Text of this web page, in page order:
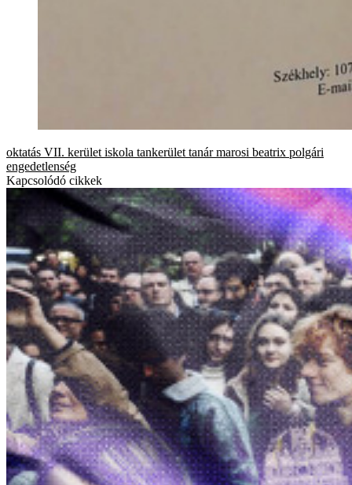
oktatás VII. kerület iskola tankerület tanár marosi beatrix polgári
engedetlenség
Kapcsolódó cikkek